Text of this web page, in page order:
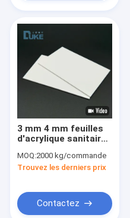
3 mm 4 mm feuilles
d'acrylique sanitaires
MOQ:2000 kg/commande
Trouvez les derniers prix
Contactez